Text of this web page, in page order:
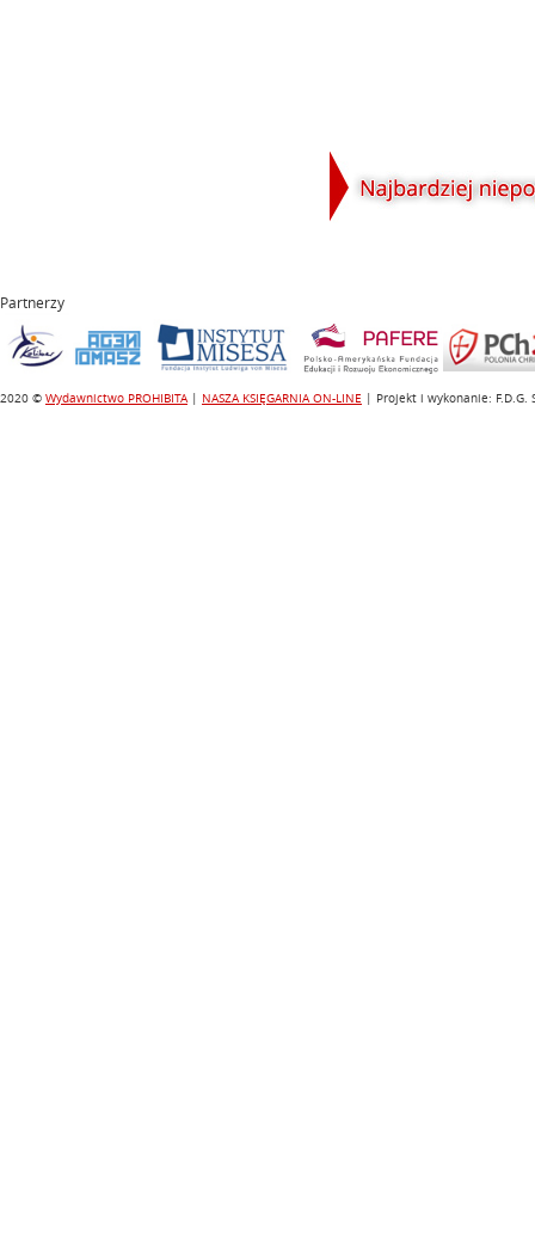
Partnerzy
2020 © Wydawnictwo PROHIBITA| NASZA KSIĘGARNIA ON-LINE | Projekt i wykonanie: F.D.G.